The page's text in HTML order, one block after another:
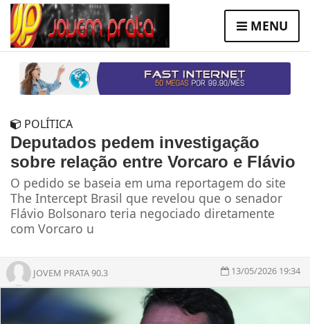
MENU
POLÍTICA
Deputados pedem investigação
sobre relação entre Vorcaro e Flávio
O pedido se baseia em uma reportagem do site
The Intercept Brasil que revelou que o senador
Flávio Bolsonaro teria negociado diretamente
com Vorcaro u
JOVEM PRATA 90.3 13/05/2026 19:34